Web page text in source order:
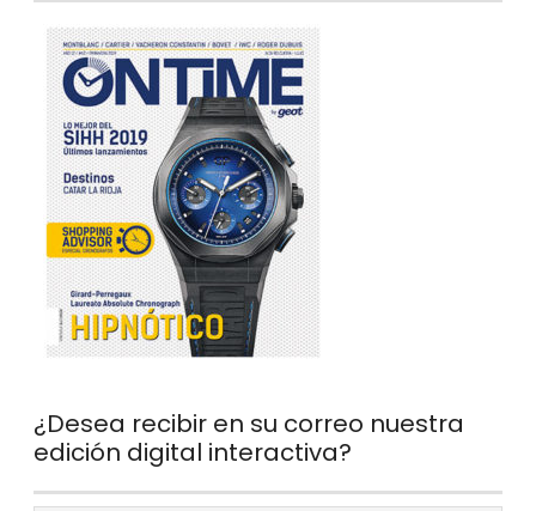
¿Desea recibir en su correo nuestra
edición digital interactiva?